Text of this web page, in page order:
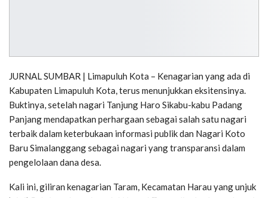
JURNAL SUMBAR | Limapuluh Kota – Kenagarian yang ada di
Kabupaten Limapuluh Kota, terus menunjukkan eksitensinya.
Buktinya, setelah nagari Tanjung Haro Sikabu-kabu Padang
Panjang mendapatkan perhargaan sebagai salah satu nagari
terbaik dalam keterbukaan informasi publik dan Nagari Koto
Baru Simalanggang sebagai nagari yang transparansi dalam
pengelolaan dana desa.
Kali ini, giliran kenagarian Taram, Kecamatan Harau yang unjuk